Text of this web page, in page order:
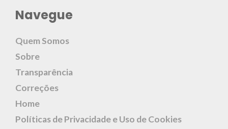
Navegue
Quem Somos
Sobre
Transparência
Correções
Home
Políticas de Privacidade e Uso de Cookies